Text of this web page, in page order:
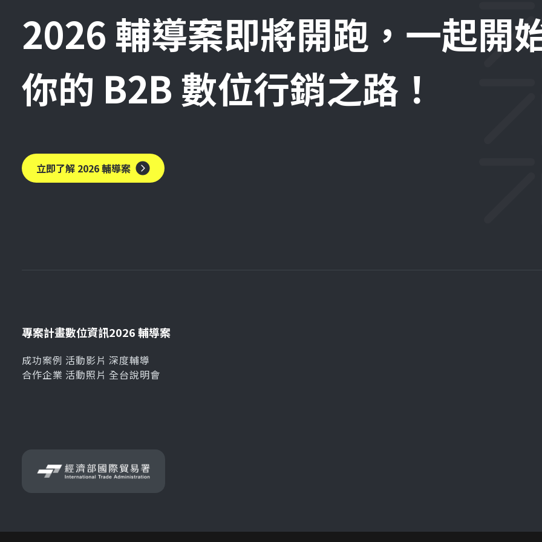
2026 輔導案即將開跑，一起開
你的 B2B 數位行銷之路！
立即了解 2026 輔導案
專案計畫
成功案例
合作企業
數位資訊
活動影片
活動照片
2026 輔導案
深度輔導
全台說明會